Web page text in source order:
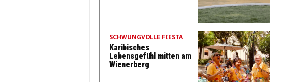
SCHWUNGVOLLE FIESTA
Karibisches
Lebensgefühl mitten am
Wienerberg